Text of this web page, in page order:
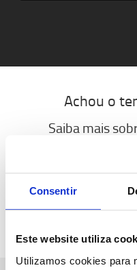
Consentir
Este website utiliza
Utilizamos cookies para
Achou o
Saiba mais
automatizadas
AUTOMAÇÃO